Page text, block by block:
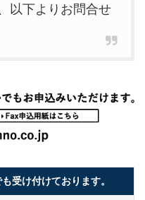
以下よりお問合せ
受け付けております。